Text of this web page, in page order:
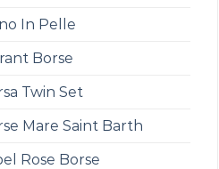
In Pelle
Borse
Twin Set
Mare Saint Barth
Rose Borse